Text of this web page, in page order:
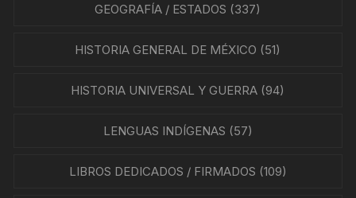
GEOGRAFÍA / ESTADOS (337)
HISTORIA GENERAL DE MÉXICO (51)
HISTORIA UNIVERSAL Y GUERRA (94)
LENGUAS INDÍGENAS (57)
LIBROS DEDICADOS / FIRMADOS (109)